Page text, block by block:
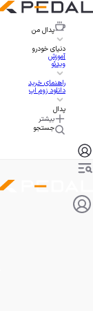
پدال من
دنیای خودرو
آموزش
ویدئو
راهنمای خرید
دانلود زوم اپ
پدال
بیشتر
جستجو